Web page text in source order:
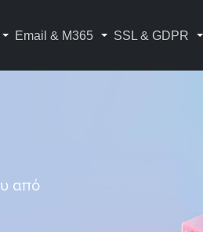
Email & M365 SSL & GDPR
από